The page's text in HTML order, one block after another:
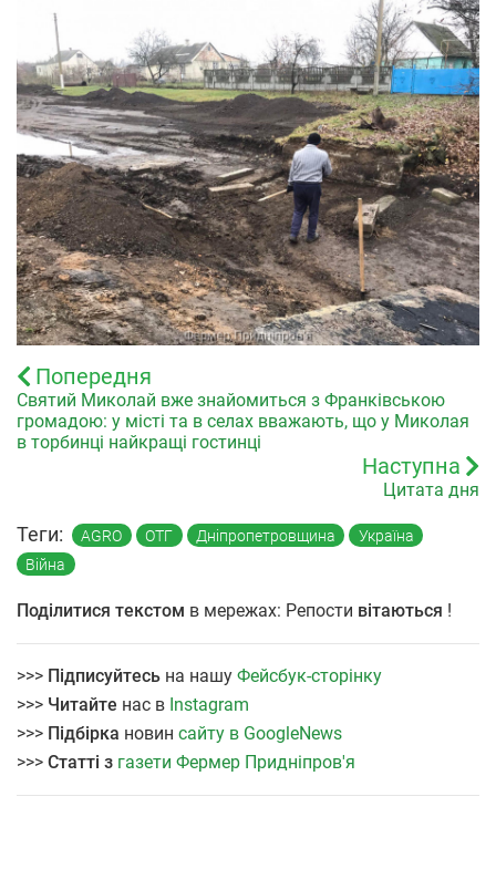
Попередня
Святий Миколай вже знайомиться з Франківською
громадою: у місті та в селах вважають, що у Миколая
в торбинці найкращі гостинці
Наступна
Цитата дня
Теги: AGRO ОТГ Дніпропетровщина
Україна
Війна
Поділитися текстом в мережах: Репости вітаються !
>>> Підписуйтесь на нашу Фейсбук-сторінку
>>> Читайте нас в Instagram
>>> Підбірка новин сайту в GoogleNews
>>> Статті з газети Фермер Придніпров'я